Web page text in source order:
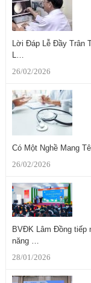
Lời Đáp Lễ Đầy Trân
L…
26/02/2026
Có Một Nghề Mang
26/02/2026
BVĐK Lâm Đồng tiếp
năng …
28/01/2026